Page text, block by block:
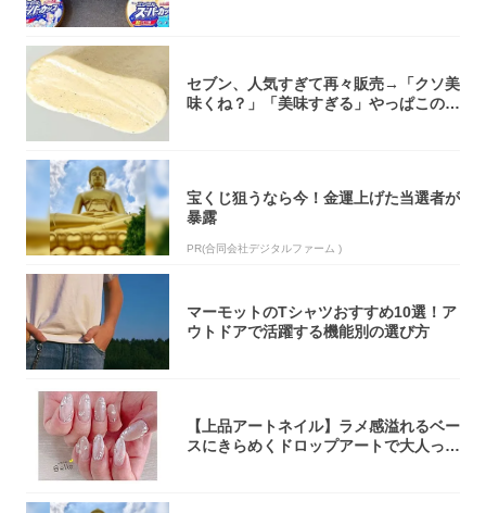
セブン、人気すぎて再々販売→「クソ美
味くね？」「美味すぎる」やっぱこのク
宝くじ狙うなら今！金運上げた当選者が
暴露
PR(合同会社デジタルファーム )
マーモットのTシャツおすすめ10選！ア
ウトドアで活躍する機能別の選び方
【上品アートネイル】ラメ感溢れるベー
スにきらめくドロップアートで大人っぽ